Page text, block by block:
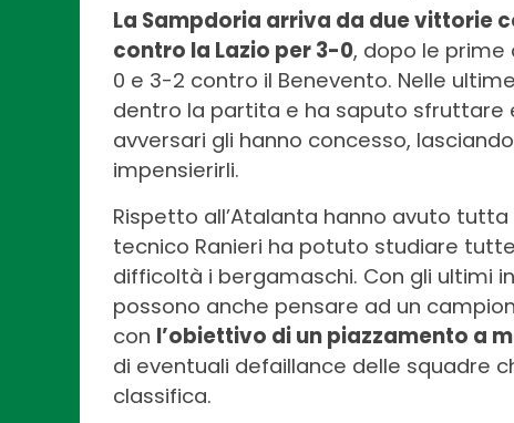
La Sampdoria arriva da due vittorie
contro la Lazio per 3-0, dopo le
0 e 3-2 contro il Benevento. Nelle
dentro la partita e ha saputo sfruttare
avversari gli hanno concesso,
impensierirli.
Rispetto all’Atalanta hanno avuto
tecnico Ranieri ha potuto studiare
difficoltà i bergamaschi. Con gli ultimi
possono anche pensare ad un
con l’obiettivo di un piazzamento a
di eventuali defaillance delle squadre
classifica.